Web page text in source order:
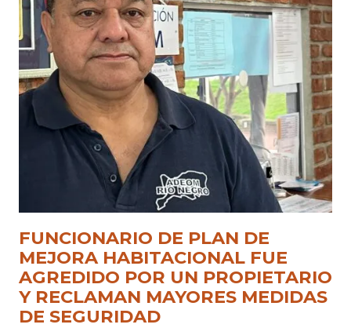
FUNCIONARIO DE PLAN DE
MEJORA HABITACIONAL FUE
AGREDIDO POR UN PROPIETARIO
Y RECLAMAN MAYORES MEDIDAS
DE SEGURIDAD